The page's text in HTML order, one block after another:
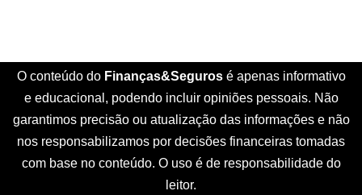
O conteúdo do Finanças&Seguros é apenas informativo
e educacional, podendo incluir opiniões pessoais. Não
garantimos precisão ou atualização das informações e não
nos responsabilizamos por decisões financeiras tomadas
com base no conteúdo. O uso é de responsabilidade do
leitor.